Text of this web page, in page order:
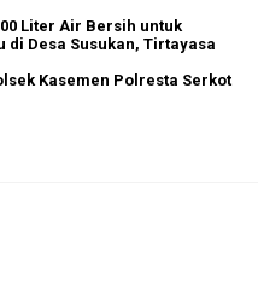
Liter Air Bersih untuk
di Desa Susukan, Tirtayasa
Kasemen Polresta Serkot